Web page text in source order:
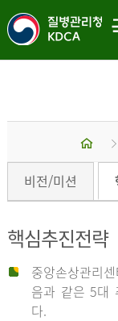
비전/미션
핵심추진전략
중앙손상관리
음과 같은 5대
다.